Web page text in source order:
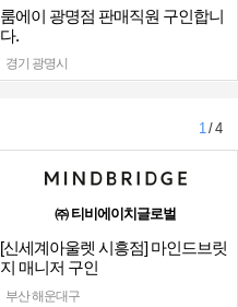
룸에이 광명점 판매직원 구인합니
다.
경기 광명시
1/ 4
㈜ 티비에이치글로벌
[신세계아울렛 시흥점] 마인드브릿
지 매니저 구인
부산 해운대구